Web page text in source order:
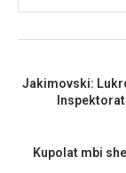
Jakimovski:
Kupolat mbi